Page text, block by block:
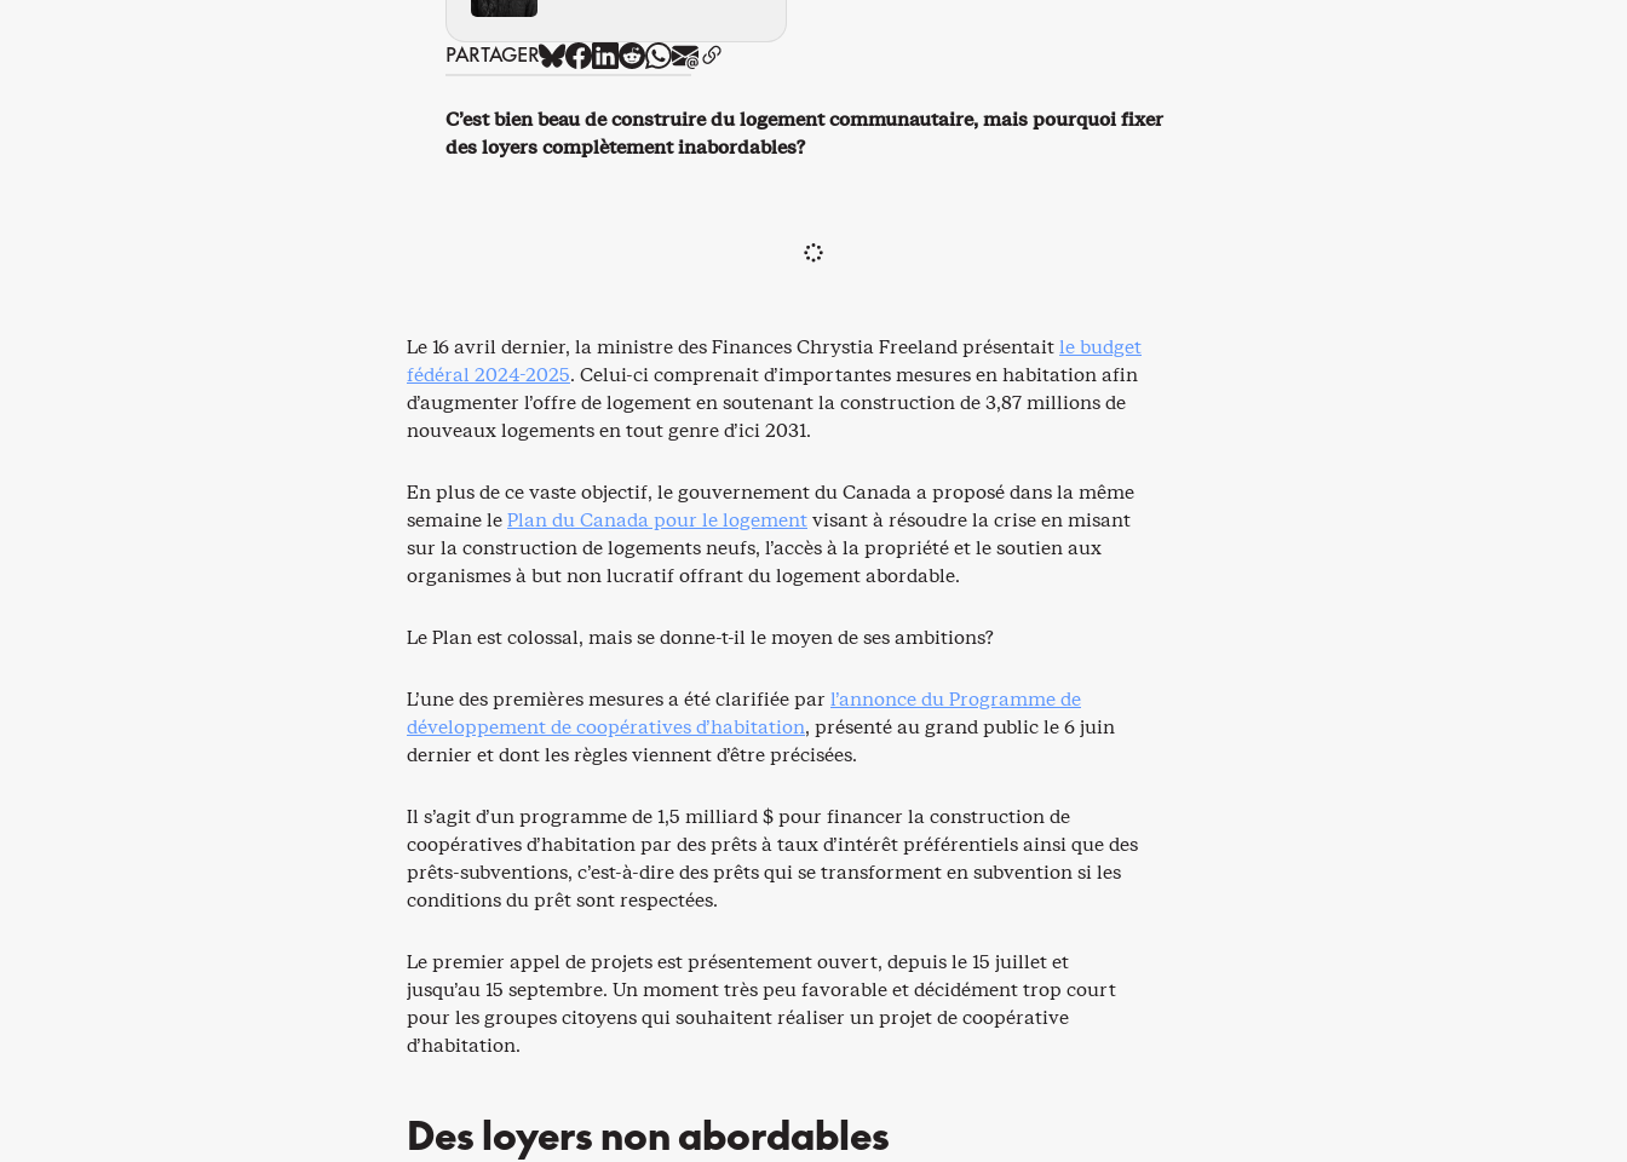
PARTAGER
C’est bien beau de construire du logement communautaire, mais pourquoi fixer
des loyers complètement inabordables?
Le 16 avril dernier, la ministre des Finances Chrystia Freeland présentaitle budget
fédéral 2024-2025. Celui-ci comprenait d’importantes mesures en habitation afin
d’augmenter l’offre de logement en soutenant la construction de 3,87 millions de
nouveaux logements en tout genre d’ici 2031.
En plus de ce vaste objectif, le gouvernement du Canada a proposé dans la même
semaine lePlan du Canada pour le logementvisant à résoudre la crise en misant
sur la construction de logements neufs, l’accès à la propriété et le soutien aux
organismes à but non lucratif offrant du logement abordable.
Le Plan est colossal, mais se donne-t-il le moyen de ses ambitions?
L’une des premières mesures a été clarifiée par l’annonce du Programme de
développement de coopératives d’habitation, présenté au grand public le 6 juin
dernier et dont les règles viennent d’être précisées.
Il s’agit d’un programme de 1,5 milliard $ pour financer la construction de
coopératives d’habitation par des prêts à taux d’intérêt préférentiels ainsi que des
prêts-subventions, c’est-à-dire des prêts qui se transforment en subvention si les
conditions du prêt sont respectées.
Le premier appel de projets est présentement ouvert, depuis le 15 juillet et
jusqu’au 15 septembre. Un moment très peu favorable et décidément trop court
pour les groupes citoyens qui souhaitent réaliser un projet de coopérative
d’habitation.
Des loyers non abordables